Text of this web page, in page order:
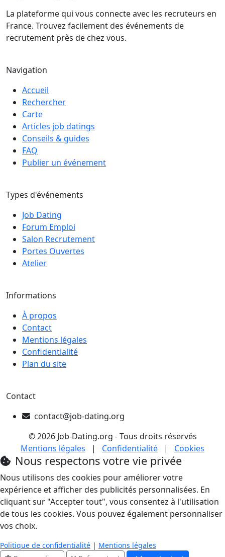
La plateforme qui vous connecte avec les recruteurs en
France. Trouvez facilement des événements de
recrutement près de chez vous.
Navigation
Accueil
Rechercher
Carte
Articles job datings
Conseils & guides
FAQ
Publier un événement
Types d'événements
Job Dating
Forum Emploi
Salon Recrutement
Portes Ouvertes
Atelier
Informations
À propos
Contact
Mentions légales
Confidentialité
Plan du site
Contact
contact@job-dating.org
© 2026 Job-Dating.org - Tous droits réservés
Mentions légales
| Confidentialité | Cookies
Nous respectons votre vie privée
Nous utilisons des cookies pour améliorer votre
expérience et afficher des publicités personnalisées. En
cliquant sur "Accepter tout", vous consentez à l'utilisation
de tous les cookies. Vous pouvez également personnaliser
vos choix.
Politique de confidentialité | Mentions légales